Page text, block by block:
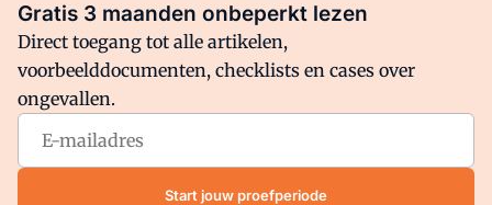
Facebook
Arbo is onderdeel van VMN media. Lees inons manifestwaar
VMN media voor staat. Op gebruik van deze site zijn de
volgende regelingen van toepassing:Algemene Voorwaarden
Privacy en Cookie beleid|Privacy instellingen
Gratis 3 maanden onbeperkt lezen
Direct toegang tot alle artikelen,
voorbeelddocumenten, checklists en cases over
ongevallen.
Start jouw proefperiode